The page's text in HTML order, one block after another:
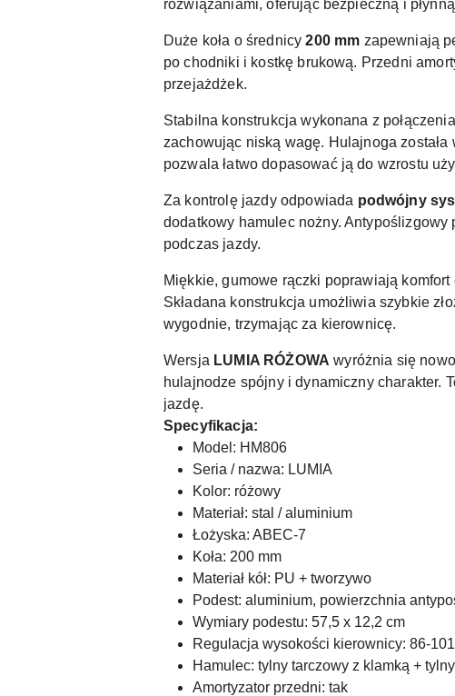
rozwiązaniami, oferując bezpieczną i
Duże koła o średnicy 200 mm zapewniają
po chodniki i kostkę brukową. Przedni
przejażdżek.
Stabilna konstrukcja wykonana z połączenia
zachowując niską wagę. Hulajnoga została
pozwala łatwo dopasować ją do wzrostu
Za kontrolę jazdy odpowiada podwójny
dodatkowy hamulec nożny.
podczas jazdy.
Miękkie, gumowe rączki poprawiają komfort
Składana konstrukcja umożliwia szybkie
wygodnie, trzymając za kierownicę.
Wersja LUMIA RÓŻOWA wyróżnia się
hulajnodze spójny i dynamiczny charakter.
jazdę.
Specyfikacja:
Model: HM806
Seria / nazwa: LUMIA
Kolor: różowy
Materiał: stal / aluminium
Łożyska: ABEC-7
Koła: 200 mm
Materiał kół: PU + tworzywo
Podest: aluminium, powierzchnia
Wymiary podestu: 57,5 x 12,2 cm
Regulacja wysokości kierownicy: 86-
Hamulec: tylny tarczowy z klamką +
Amortyzator przedni: tak